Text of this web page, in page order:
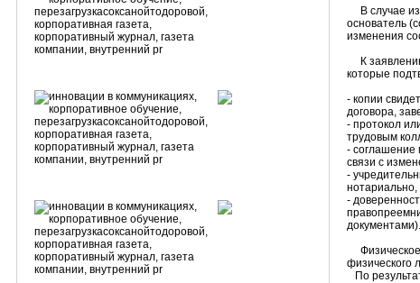
В случае
основатель
изменения
К
которые
- копии
договора,
- протокол
трудовым
- соглашение
связи с
-
-
документами).
Физическое
физического
По